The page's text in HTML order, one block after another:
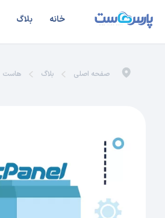
خانه بلاگ
صفحه اصلی بلاگ هاست